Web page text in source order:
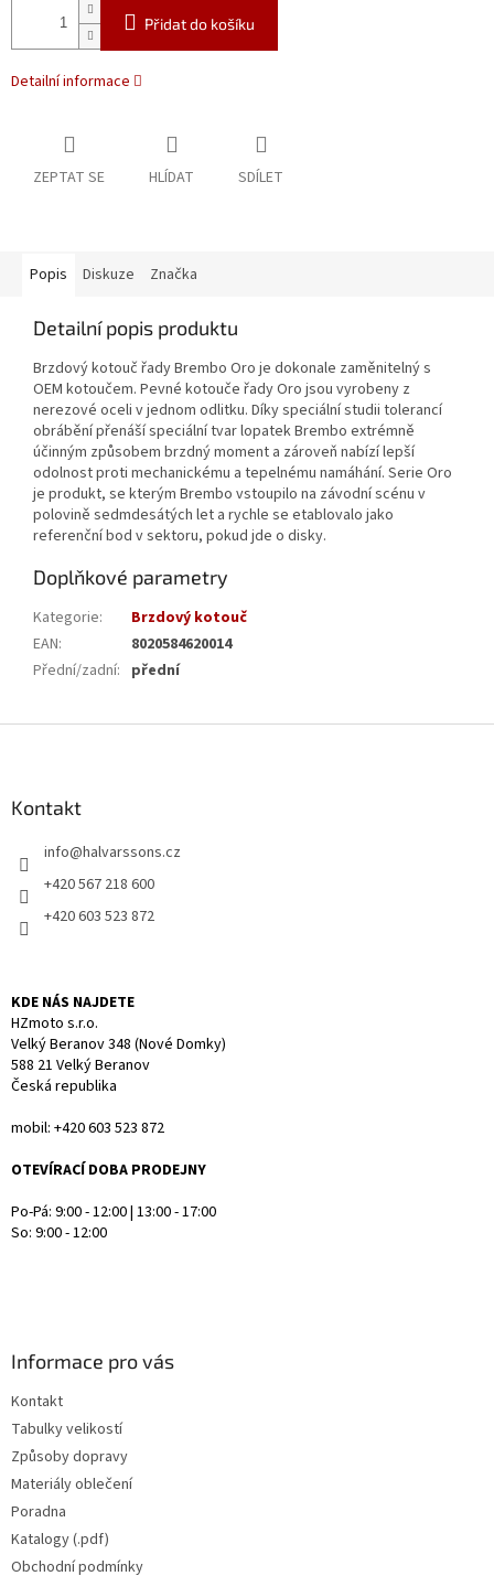
Přidat do košíku
Detailní informace
ZEPTAT SE HLÍDAT SDÍLET
Popis Diskuze Značka
Detailní popis produktu
Brzdový kotouč řady Brembo Oro je dokonale zaměnitelný s
OEM kotoučem. Pevné kotouče řady Oro jsou vyrobeny z
nerezové oceli v jednom odlitku. Díky speciální studii tolerancí
obrábění přenáší speciální tvar lopatek Brembo extrémně
účinným způsobem brzdný moment a zároveň nabízí lepší
odolnost proti mechanickému a tepelnému namáhání. Serie Oro
je produkt, se kterým Brembo vstoupilo na závodní scénu v
polovině sedmdesátých let a rychle se etablovalo jako
referenční bod v sektoru, pokud jde o disky.
Doplňkové parametry
Kategorie:
Brzdový kotouč
EAN:
8020584620014
Přední/zadní: přední
Kontakt
info@halvarssons.cz
+420 567 218 600
+420 603 523 872
KDE NÁS NAJDETE
HZmoto s.r.o.
Velký Beranov 348 (Nové Domky)
588 21 Velký Beranov
Česká republika
mobil: +420 603 523 872
OTEVÍRACÍ DOBA PRODEJNY
Po-Pá: 9:00 - 12:00 | 13:00 - 17:00
So: 9:00 - 12:00
Informace pro vás
Kontakt
Tabulky velikostí
Způsoby dopravy
Materiály oblečení
Poradna
Katalogy (.pdf)
Obchodní podmínky